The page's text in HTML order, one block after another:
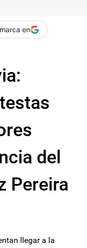
en
del
Pereira
llegar a la